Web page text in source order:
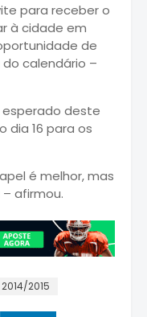
para receber o
à cidade em
de
calendário –
esperado deste
dia 16 para os
é melhor, mas
afirmou.
2015